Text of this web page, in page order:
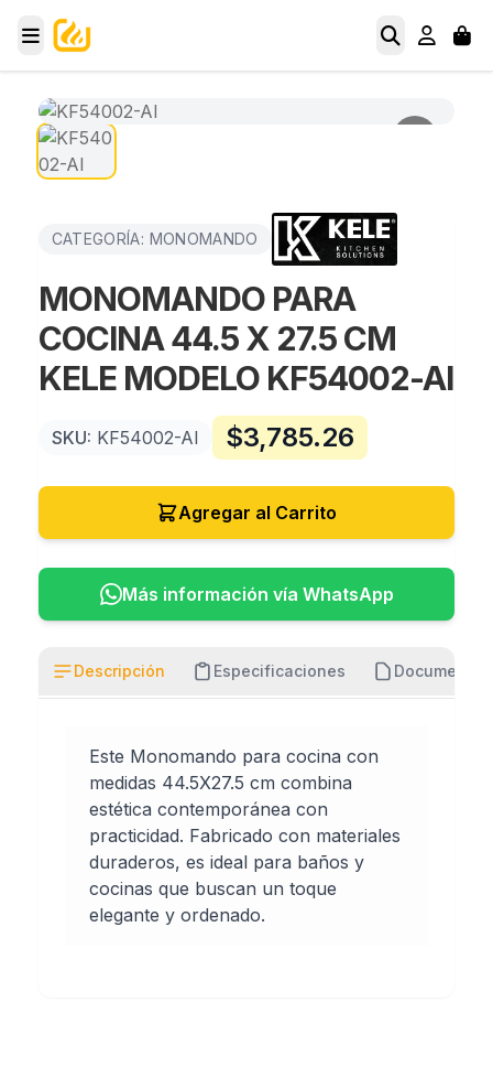
CATEGORÍA: MONOMANDO
MONOMANDO PARA
COCINA 44.5 X 27.5 CM
KELE MODELO KF54002-AI
SKU: KF54002-AI $3,785.26
Agregar al Carrito
Más información vía WhatsApp
Descripción Especificaciones Documentos
Este Monomando para cocina con
medidas 44.5X27.5 cm combina
estética contemporánea con
practicidad. Fabricado con materiales
duraderos, es ideal para baños y
cocinas que buscan un toque
elegante y ordenado.